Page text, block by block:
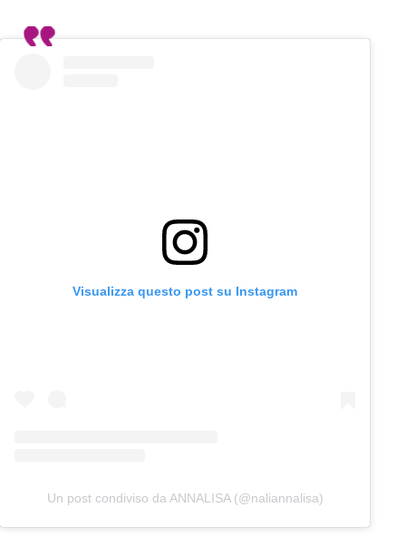
Visualizza questo post su Instagram
Un post condiviso da ANNALISA (@naliannalisa)